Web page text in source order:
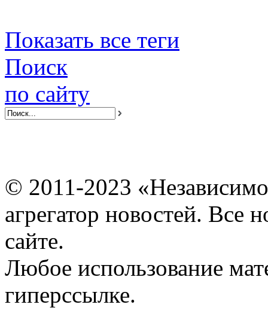
Показать все теги
Поиск
по сайту
© 2011-2023
агрегатор новостей. Все
сайте.
Любое использование
гиперссылке.